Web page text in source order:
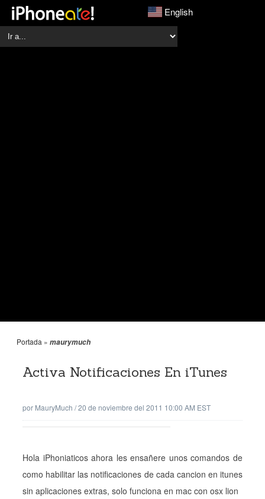
English
Portada » maurymuch
Activa Notificaciones En iTunes
por MauryMuch /20 de noviembre del 2011 10:00 AM EST
Hola iPhoniaticos ahora les ensañere unos comandos de
como habilitar las notificaciones de cada cancion en itunes
sin aplicaciones extras, solo funciona en mac con osx lion